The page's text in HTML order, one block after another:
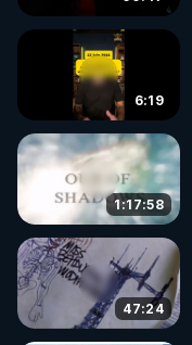
6:19
1:17:58
47:24